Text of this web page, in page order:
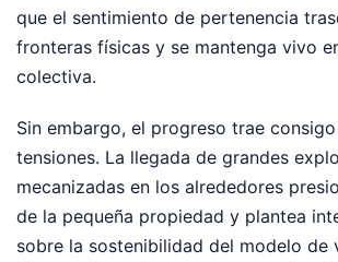
que el sentimiento de pertenencia
fronteras físicas y se mantenga vivo
colectiva.
Sin embargo, el progreso trae
tensiones. La llegada de grandes
mecanizadas en los alrededores
de la pequeña propiedad y plantea
sobre la sostenibilidad del modelo de